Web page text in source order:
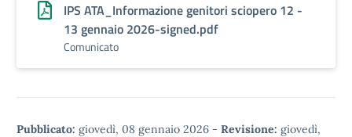
IPS ATA_Informazione genitori sciopero 12 -
13 gennaio 2026-signed.pdf
Comunicato
Pubblicato: giovedì, 08 gennaio 2026 - Revisione: giovedì,